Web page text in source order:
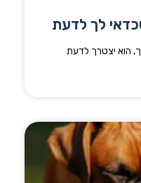
לך לדעת
הוא יצטרך לדעת